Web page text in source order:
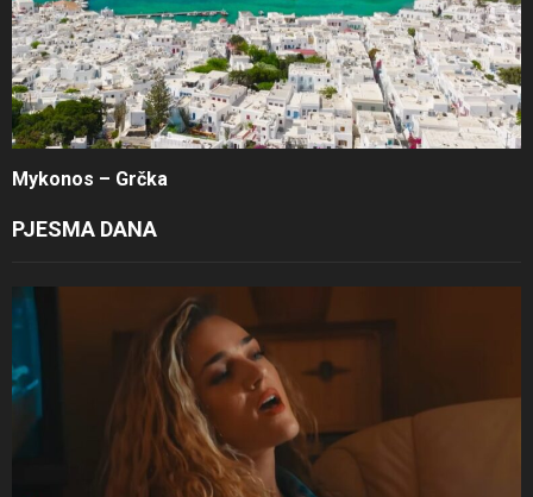
Mykonos – Grčka
PJESMA DANA